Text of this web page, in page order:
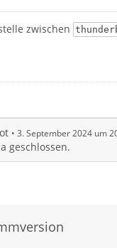
zwischen
3. September 2024 um
geschlossen.